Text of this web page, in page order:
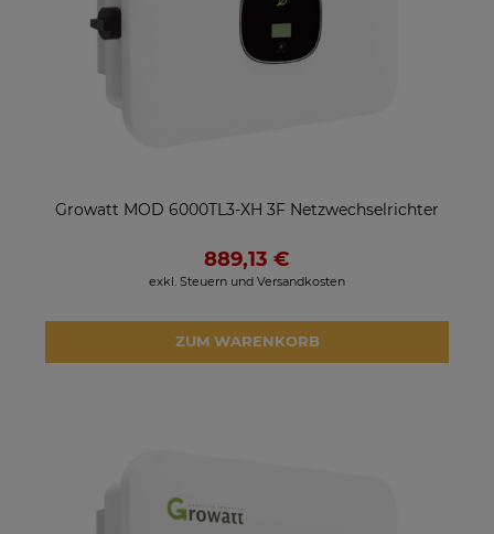
Growatt MOD 6000TL3-XH 3F Netzwechselrichter
889,13 €
exkl. Steuern und Versandkosten
ZUM WARENKORB